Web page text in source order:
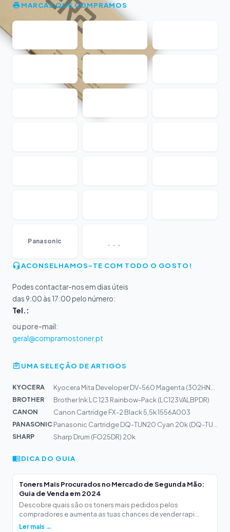
MARCAS QUE COMPRAMOS
Panasonic ...
ACONSELHAMOS-TE COM TODO O GOSTO!
Podes contactar-nos em dias úteis
das 9:00 às 17:00 pelo número:
Tel.:
ou por e-mail:
geral@compramostoner.pt
UMA SELEÇÃO DE ARTIGOS
KYOCERA
BROTHER
Brother Ink LC 123 Rainbow-Pack (LC123VALBPDR)
CANON
Canon Cartridge FX-2 Black 5,5k 1556A003
PANASONIC
SHARP
Sharp Drum (FO25DR) 20k
DICA DO GUIA
Toners Mais Procurados no Mercado de Segunda Mão:
Guia de Venda em 2024
Descobre quais são os toners mais pedidos pelos
compradores e aumenta as tuas chances de vender rapi...
Ler mais →